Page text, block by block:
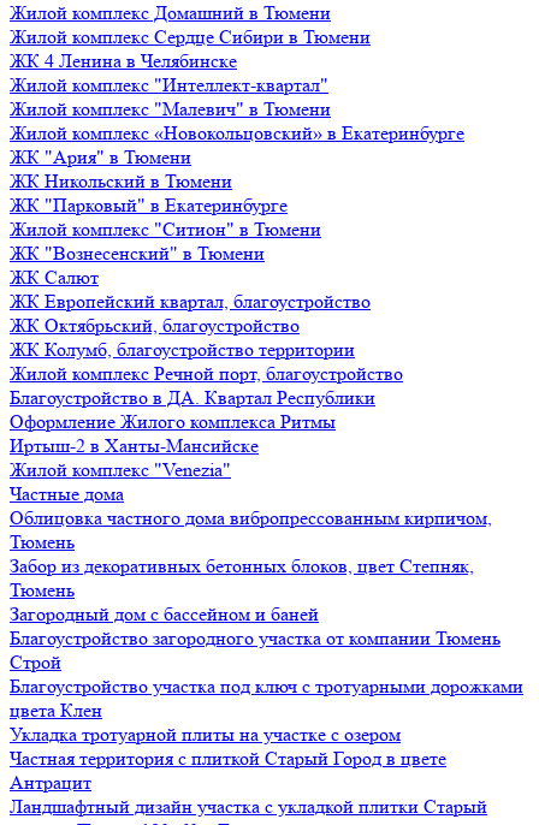
Жилой комплекс Домашний в Тюмени
Жилой комплекс Сердце Сибири в Тюмени
ЖК 4 Ленина в Челябинске
Жилой комплекс "Интеллект-квартал"
Жилой комплекс "Малевич" в Тюмени
Жилой комплекс «Новокольцовский» в Екатеринбурге
ЖК "Ария" в Тюмени
ЖК Никольский в Тюмени
ЖК "Парковый" в Екатеринбурге
Жилой комплекс "Ситион" в Тюмени
ЖК "Вознесенский" в Тюмени
ЖК Салют
ЖК Европейский квартал, благоустройство
ЖК Октябрьский, благоустройство
ЖК Колумб, благоустройство территории
Жилой комплекс Речной порт, благоустройство
Благоустройство в ДА. Квартал Республики
Оформление Жилого комплекса Ритмы
Иртыш-2 в Ханты-Мансийске
Жилой комплекс "Venezia"
Частные дома
Облицовка частного дома вибропрессованным кирпичом,
Тюмень
Забор из декоративных бетонных блоков, цвет Степняк,
Тюмень
Загородный дом с бассейном и баней
Благоустройство загородного участка от компании Тюмень
Строй
Благоустройство участка под ключ с тротуарными дорожками
цвета Клен
Укладка тротуарной плиты на участке с озером
Частная территория с плиткой Старый Город в цвете
Антрацит
Ландшафтный дизайн участка с укладкой плитки Старый